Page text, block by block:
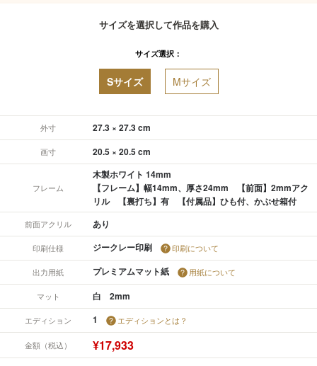
サイズを選択して作品を購入
サイズ選択：
Sサイズ Mサイズ
外寸 27.3 × 27.3 cm
画寸 20.5 × 20.5 cm
フレーム
木製ホワイト 14mm
【フレーム】幅14mm、厚さ24mm 【前面】2mmアク
リル 【裏打ち】有 【付属品】ひも付、かぶせ箱付
前面アクリル あり
印刷仕様 ジークレー印刷 印刷について
出力用紙 プレミアムマット紙 用紙について
マット 白 2mm
エディション 1 エディションとは？
金額（税込） ¥17,933